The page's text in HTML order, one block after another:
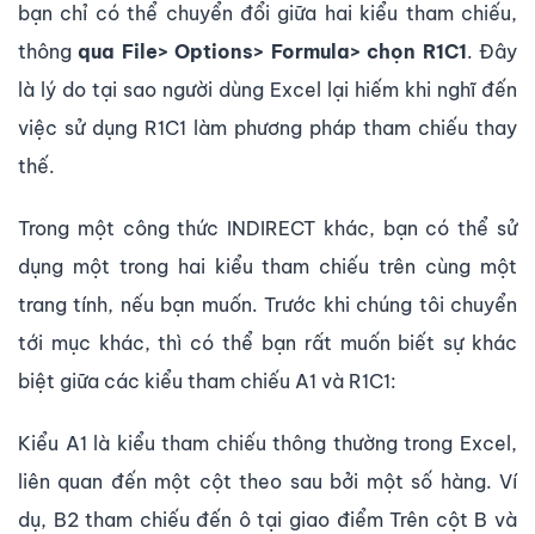
bạn chỉ có thể chuyển đổi giữa hai kiểu tham chiếu,
thôngqua File> Options> Formula> chọn R1C1. Đây
là lý do tại sao người dùng Excel lại hiếm khi nghĩ đến
việc sử dụng R1C1 làm phương pháp tham chiếu thay
thế.
Trong một công thức INDIRECT khác, bạn có thể sử
dụng một trong hai kiểu tham chiếu trên cùng một
trang tính, nếu bạn muốn. Trước khi chúng tôi chuyển
tới mục khác, thì có thể bạn rất muốn biết sự khác
biệt giữa các kiểu tham chiếu A1 và R1C1:
Kiểu A1 là kiểu tham chiếu thông thường trong Excel,
liên quan đến một cột theo sau bởi một số hàng. Ví
dụ, B2 tham chiếu đến ô tại giao điểm Trên cột B và